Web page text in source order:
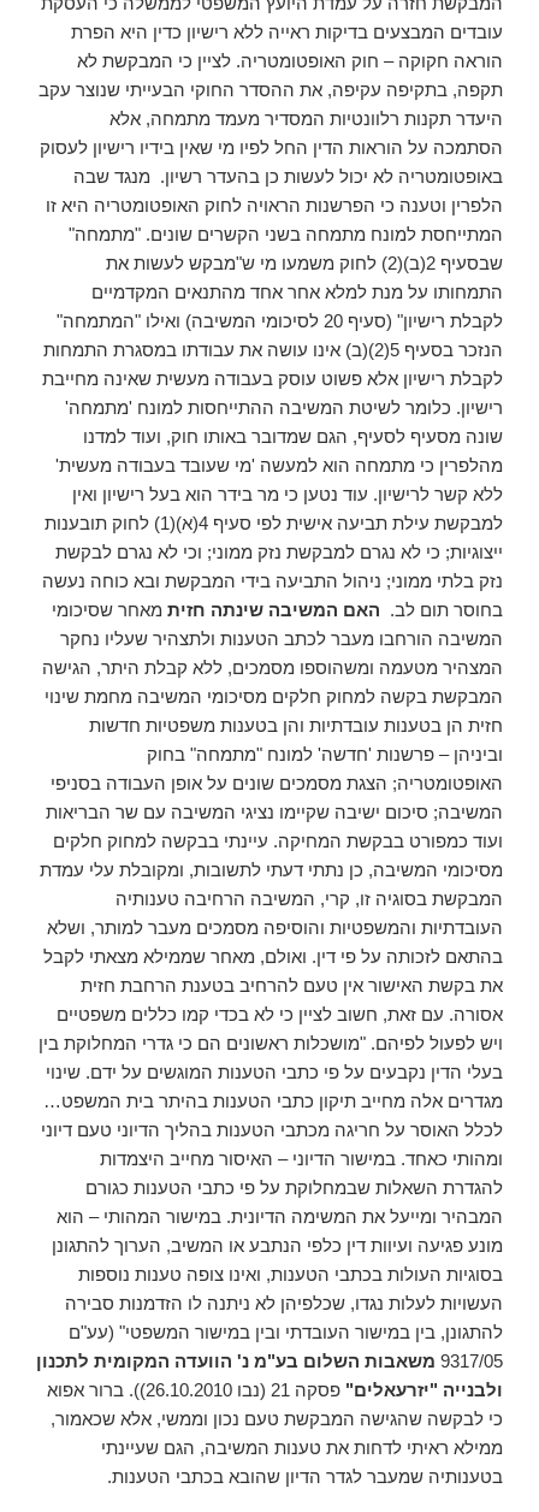
עובדים המבצעים בדיקות ראייה ללא רישיון כדין היא הפרת
הוראה חקוקה – חוק האופטומטריה. לציין כי המבקשת לא
תקפה, בתקיפה עקיפה, את ההסדר החוקי הבעייתי שנוצר עקב
היעדר תקנות רלוונטיות המסדיר מעמד מתמחה, אלא
הסתמכה על הוראות הדין החל לפיו מי שאין בידיו רישיון לעסוק
באופטומטריה לא יכול לעשות כן בהעדר רשיון. מנגד שבה
הלפרין וטענה כי הפרשנות הראויה לחוק האופטומטריה היא זו
המתייחסת למונח מתמחה בשני הקשרים שונים. "מתמחה"
שבסעיף 2(ב)(2) לחוק משמעו מי ש"מבקש לעשות את
התמחותו על מנת למלא אחר אחד מהתנאים המקדמיים
לקבלת רישיון" (סעיף 20 לסיכומי המשיבה) ואילו "המתמחה"
הנזכר בסעיף 5(2)(ב) אינו עושה את עבודתו במסגרת התמחות
לקבלת רישיון אלא פשוט עוסק בעבודה מעשית שאינה מחייבת
רישיון. כלומר לשיטת המשיבה ההתייחסות למונח 'מתמחה'
שונה מסעיף לסעיף, הגם שמדובר באותו חוק, ועוד למדנו
מהלפרין כי מתמחה הוא למעשה 'מי שעובד בעבודה מעשית'
ללא קשר לרישיון. עוד נטען כי מר בידר הוא בעל רישיון ואין
למבקשת עילת תביעה אישית לפי סעיף 4(א)(1) לחוק תובענות
ייצוגיות; כי לא נגרם למבקשת נזק ממוני; וכי לא נגרם לבקשת
נזק בלתי ממוני; ניהול התביעה בידי המבקשת ובא כוחה נעשה
בחוסר תום לב. האם המשיבה שינתה חזית מאחר שסיכומי
המשיבה הורחבו מעבר לכתב הטענות ולתצהיר שעליו נחקר
המצהיר מטעמה ומשהוספו מסמכים, ללא קבלת היתר, הגישה
המבקשת בקשה למחוק חלקים מסיכומי המשיבה מחמת שינוי
חזית הן בטענות עובדתיות והן בטענות משפטיות חדשות
וביניהן – פרשנות 'חדשה' למונח "מתמחה" בחוק
האופטומטריה; הצגת מסמכים שונים על אופן העבודה בסניפי
המשיבה; סיכום ישיבה שקיימו נציגי המשיבה עם שר הבריאות
ועוד כמפורט בבקשת המחיקה. עיינתי בבקשה למחוק חלקים
מסיכומי המשיבה, כן נתתי דעתי לתשובות, ומקובלת עלי עמדת
המבקשת בסוגיה זו, קרי, המשיבה הרחיבה טענותיה
העובדתיות והמשפטיות והוסיפה מסמכים מעבר למותר, ושלא
בהתאם לזכותה על פי דין. ואולם, מאחר שממילא מצאתי לקבל
את בקשת האישור אין טעם להרחיב בטענת הרחבת חזית
אסורה. עם זאת, חשוב לציין כי לא בכדי קמו כללים משפטיים
ויש לפעול לפיהם. "מושכלות ראשונים הם כי גדרי המחלוקת בין
בעלי הדין נקבעים על פי כתבי הטענות המוגשים על ידם. שינוי
מגדרים אלה מחייב תיקון כתבי הטענות בהיתר בית המשפט…
לכלל האוסר על חריגה מכתבי הטענות בהליך הדיוני טעם דיוני
ומהותי כאחד. במישור הדיוני – האיסור מחייב היצמדות
להגדרת השאלות שבמחלוקת על פי כתבי הטענות כגורם
המבהיר ומייעל את המשימה הדיונית. במישור המהותי – הוא
מונע פגיעה ועיוות דין כלפי הנתבע או המשיב, הערוך להתגונן
בסוגיות העולות בכתבי הטענות, ואינו צופה טענות נוספות
העשויות לעלות נגדו, שכלפיהן לא ניתנה לו הזדמנות סבירה
להתגונן, בין במישור העובדתי ובין במישור המשפטי" (עע"ם
9317/05 משאבות השלום בע"מ נ' הוועדה המקומית לתכנון
ולבנייה "יזרעאלים"
פסקה 21 (נבו 26.10.2010)). ברור אפוא
כי לבקשה שהגישה המבקשת טעם נכון וממשי, אלא שכאמור,
ממילא ראיתי לדחות את טענות המשיבה, הגם שעיינתי
בטענותיה שמעבר לגדר הדיון שהובא בכתבי הטענות.